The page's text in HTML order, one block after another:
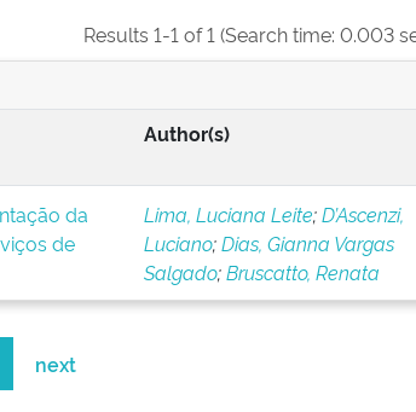
Results 1-1 of 1 (Search time: 0.003
Author(s)
da
de
Lima, Luciana Leite;D’Ascenzi,
Luciano;Dias, Gianna Vargas
Salgado;Bruscatto, Renata
next